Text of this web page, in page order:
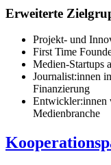
Erweiterte
Projekt- und
First Time
Medien-Startups
Journalist:innen
Finanzierung
Entwickler:innen
Medienbranche